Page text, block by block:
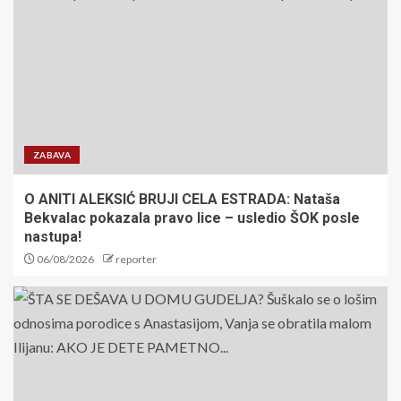
Zvezda obradovala najmlađe
2
ZABAVA
O ANITI ALEKSIĆ BRUJI CELA ESTRADA: Nataša
Bekvalac pokazala pravo lice – usledio ŠOK posle
nastupa!
06/08/2026 reporter